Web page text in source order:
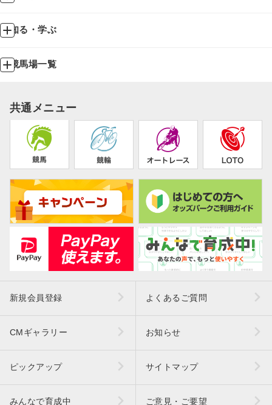
知る・学ぶ
競馬場一覧
共通メニュー
新規会員登録 よくあるご質問
CMギャラリー お知らせ
ピックアップ サイトマップ
みんなで育成中 ご意見・ご要望